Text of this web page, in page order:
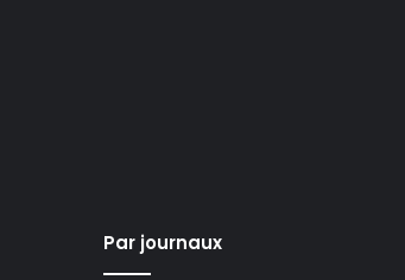
Par journaux